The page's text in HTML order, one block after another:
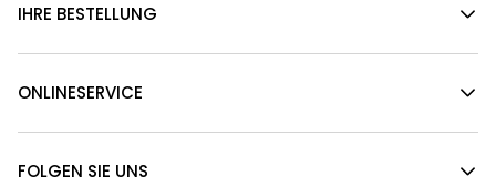
IHRE BESTELLUNG
ONLINESERVICE
FOLGEN SIE UNS